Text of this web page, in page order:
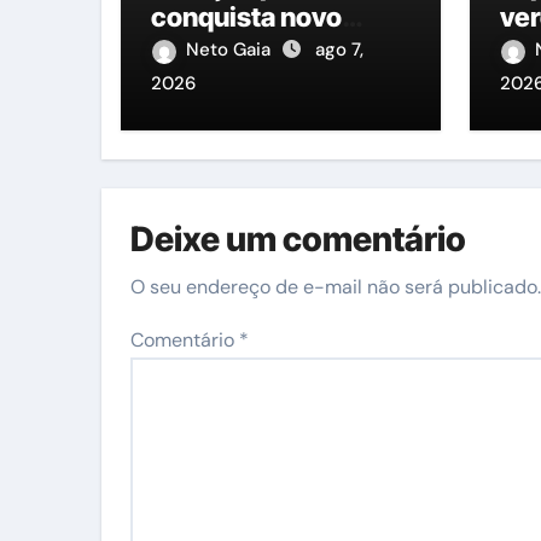
conquista novo
apoio em Moreno de
olho na Alepe
Neto Gaia
ago 7,
2026
Deixe um comentário
O seu endereço de e-mail não será publicado.
Comentário *